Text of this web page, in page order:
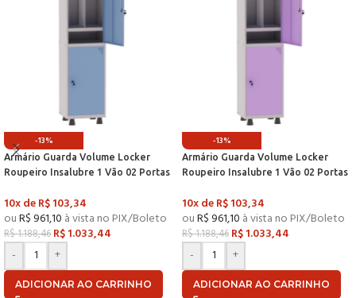
-13%
Armário Guarda Volume Locker
Roupeiro Insalubre 1 Vão 02 Portas
Cinza e Azul Dali – Pandin
10x deR$103,34
ouR$ 961,10 à vista no PIX/Boleto
R$1.188,46 R$1.033,44
-
+
ADICIONAR AO CARRINHO
-13%
Armário Guarda Volume Locker
Roupeiro Insalubre 1 Vão 02 Portas
Cinza e Lilás – Pandin
10x deR$103,34
ouR$ 961,10 à vista no PIX/Boleto
R$1.188,46 R$1.033,44
-
+
ADICIONAR AO CARRINHO